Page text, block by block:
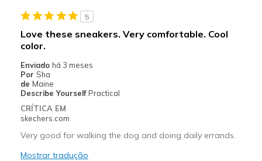
5
Love these sneakers. Very comfortable. Cool
color.
Enviado há 3 meses
Por Sha
de Maine
Describe Yourself Practical
CRÍTICA EM
skechers.com
Very good for walking the dog and doing daily errands.
Mostrar tradução